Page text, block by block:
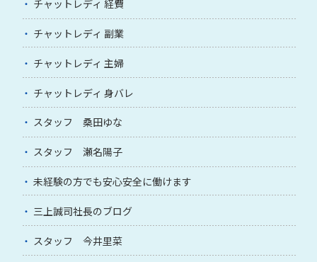
チャットレディ 経費
チャットレディ 副業
チャットレディ 主婦
チャットレディ 身バレ
スタッフ 桑田ゆな
スタッフ 瀬名陽子
未経験の方でも安心安全に働けます
三上誠司社長のブログ
スタッフ 今井里菜